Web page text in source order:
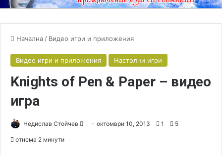
Начална/ Видео игри и приложения
Видео игри и приложения Настолни игри
Knights of Pen & Paper – видео
игра
Недислав Стойчев октомври 10, 2013 1 5
отнема 2 минути